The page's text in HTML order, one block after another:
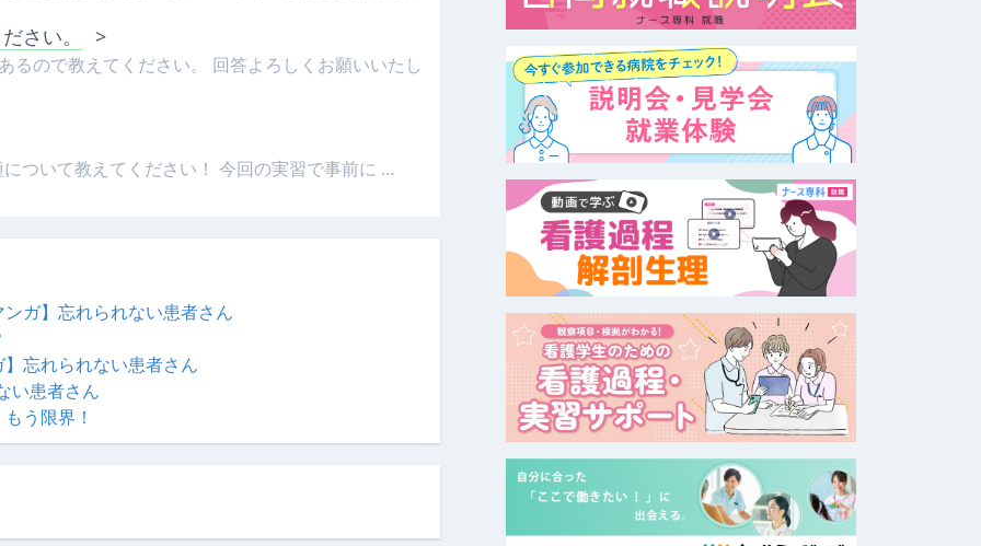
さい。 >
るので教えてください。 回答よろしくお願いいたし
ついて教えてください！ 今回の実習で事前に …
ガ】忘れられない患者さん
忘れられない患者さん
い患者さん
う限界！